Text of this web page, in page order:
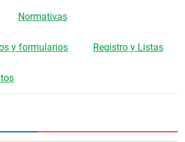
Normativas
y formularios Registro y Listas